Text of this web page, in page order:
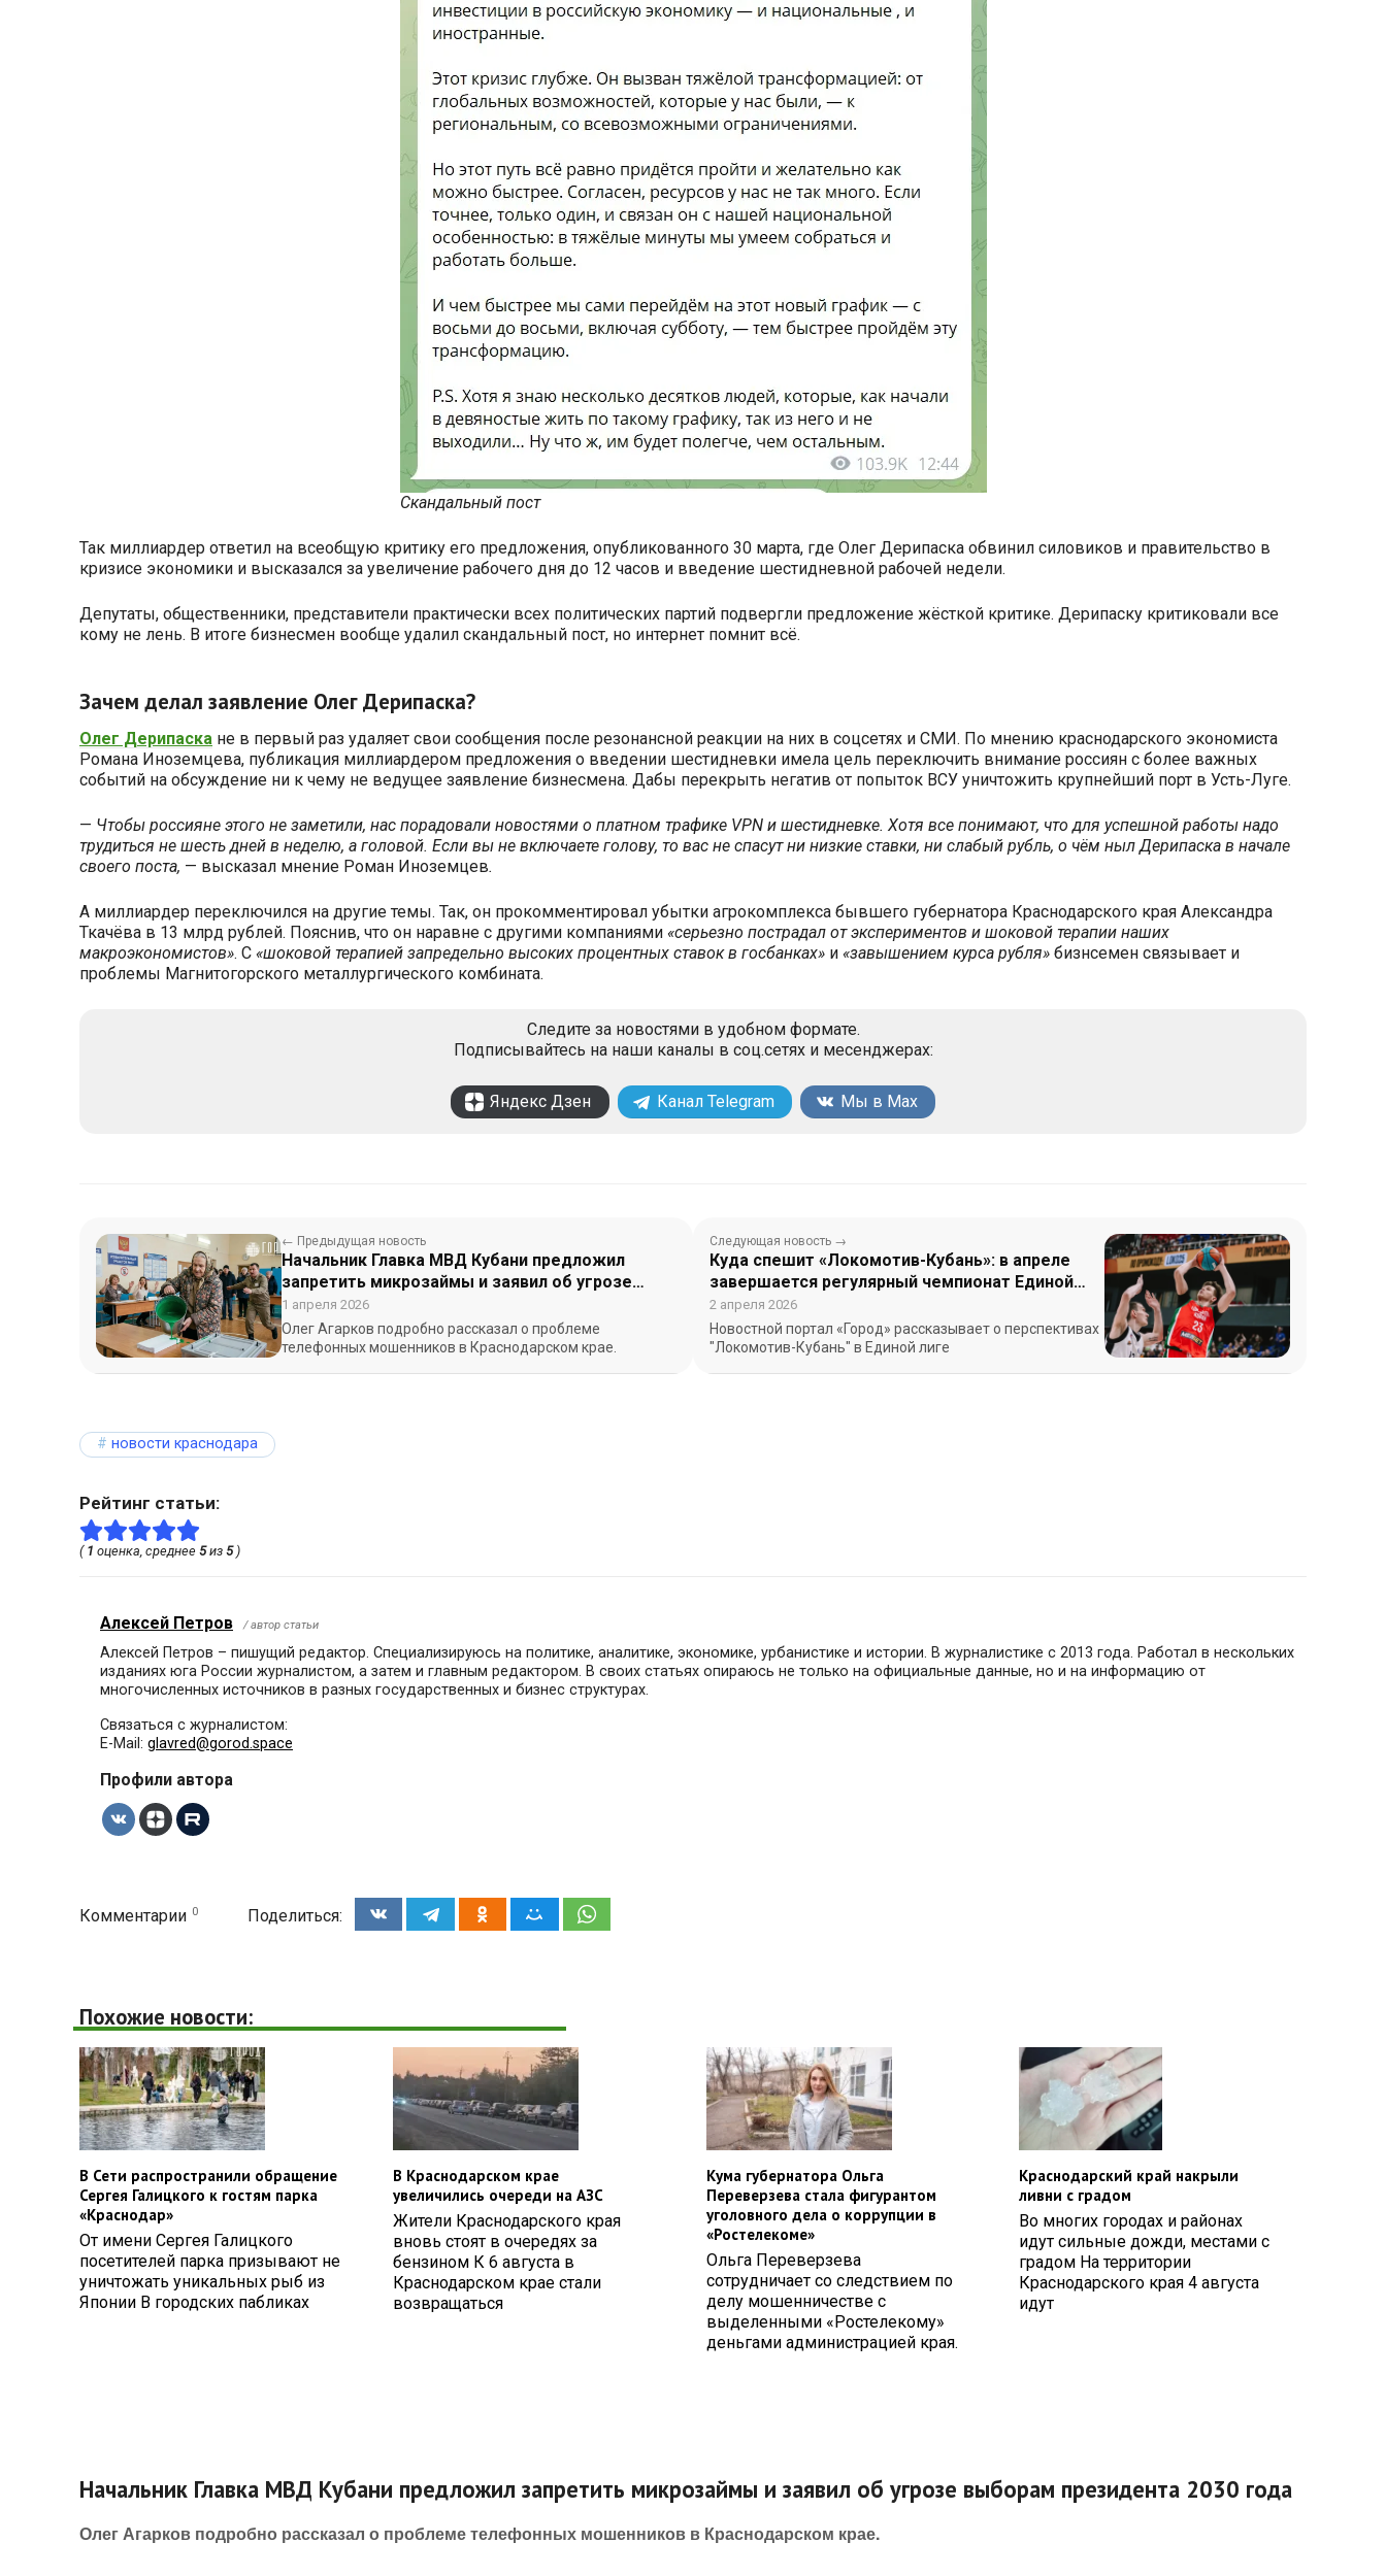
Скандальный пост
Так миллиардер ответил на всеобщую критику его предложения, опубликованного 30 марта, где Олег Дерипаска обвинил силовиков и правительство в
кризисе экономики и высказался за увеличение рабочего дня до 12 часов и введение шестидневной рабочей недели.
Депутаты, общественники, представители практически всех политических партий подвергли предложение жёсткой критике. Дерипаску критиковали все
кому не лень. В итоге бизнесмен вообще удалил скандальный пост, но интернет помнит всё.
Зачем делал заявление Олег Дерипаска?
Олег Дерипаска не в первый раз удаляет свои сообщения после резонансной реакции на них в соцсетях и СМИ. По мнению краснодарского экономиста
Романа Иноземцева, публикация миллиардером предложения о введении шестидневки имела цель переключить внимание россиян с более важных
событий на обсуждение ни к чему не ведущее заявление бизнесмена. Дабы перекрыть негатив от попыток ВСУ уничтожить крупнейший порт в Усть-Луге.
— Чтобы россияне этого не заметили, нас порадовали новостями о платном трафике VPN и шестидневке. Хотя все понимают, что для успешной работы надо
трудиться не шесть дней в неделю, а головой. Если вы не включаете голову, то вас не спасут ни низкие ставки, ни слабый рубль, о чём ныл Дерипаска в начале
своего поста, — высказал мнение Роман Иноземцев.
А миллиардер переключился на другие темы. Так, он прокомментировал убытки агрокомплекса бывшего губернатора Краснодарского края Александра
Ткачёва в 13 млрд рублей. Пояснив, что он наравне с другими компаниями «серьезно пострадал от экспериментов и шоковой терапии наших
макроэкономистов». С «шоковой терапией запредельно высоких процентных ставок в госбанках» и «завышением курса рубля» бизнсемен связывает и
проблемы Магнитогорского металлургического комбината.
Следите за новостями в удобном формате.
Подписывайтесь на наши каналы в соц.сетях и месенджерах:
Яндекс Дзен Канал Telegram Мы в Max
← Предыдущая новость
Начальник Главка МВД Кубани предложил
запретить микрозаймы и заявил об угрозе
выборам президента 2030 года
1 апреля 2026
Олег Агарков подробно рассказал о проблеме
телефонных мошенников в Краснодарском крае.
Следующая новость →
Куда спешит «Локомотив-Кубань»: в апреле
завершается регулярный чемпионат Единой
лиги
2 апреля 2026
Новостной портал «Город» рассказывает о перспективах
"Локомотив-Кубань" в Единой лиге
новости краснодара
Рейтинг статьи:
( 1 оценка, среднее 5из 5)
Алексей Петров / автор статьи
Алексей Петров – пишущий редактор. Специализируюсь на политике, аналитике, экономике, урбанистике и истории. В журналистике с 2013 года. Работал в нескольких
изданиях юга России журналистом, а затем и главным редактором. В своих статьях опираюсь не только на официальные данные, но и на информацию от
многочисленных источников в разных государственных и бизнес структурах.
Связаться с журналистом:
E-Mail: glavred@gorod.space
Профили автора
Комментарии 0 Поделиться:
Похожие новости:
В Сети распространили обращение
Сергея Галицкого к гостям парка
«Краснодар»
От имени Сергея Галицкого
посетителей парка призывают не
уничтожать уникальных рыб из
Японии В городских пабликах
В Краснодарском крае
увеличились очереди на АЗС
Жители Краснодарского края
вновь стоят в очередях за
бензином К 6 августа в
Краснодарском крае стали
возвращаться
Кума губернатора Ольга
Переверзева стала фигурантом
уголовного дела о коррупции в
«Ростелекоме»
Ольга Переверзева
сотрудничает со следствием по
делу мошенничестве с
выделенными «Ростелекому»
деньгами администрацией края.
Краснодарский край накрыли
ливни с градом
Во многих городах и районах
идут сильные дожди, местами с
градом На территории
Краснодарского края 4 августа
идут
Начальник Главка МВД Кубани предложил запретить микрозаймы и заявил об угрозе выборам президента 2030 года
Олег Агарков подробно рассказал о проблеме телефонных мошенников в Краснодарском крае.